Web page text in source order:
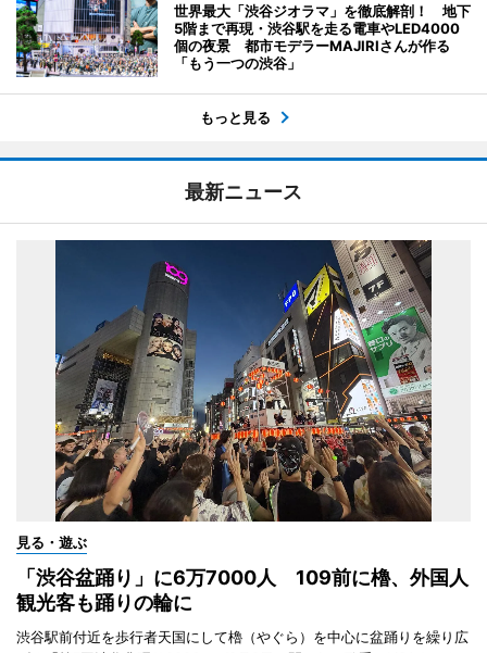
世界最大「渋谷ジオラマ」を徹底解剖！ 地下
5階まで再現・渋谷駅を走る電車やLED4000
個の夜景 都市モデラーMAJIRIさんが作る
「もう一つの渋谷」
もっと見る
最新ニュース
見る・遊ぶ
「渋谷盆踊り」に6万7000人 109前に櫓、外国人
観光客も踊りの輪に
渋谷駅前付近を歩行者天国にして櫓（やぐら）を中心に盆踊りを繰り広